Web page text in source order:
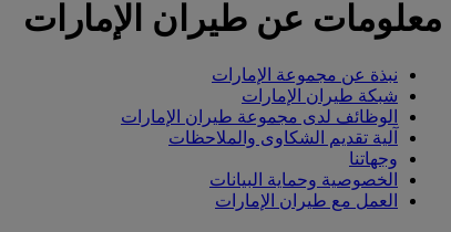
معلومات عن طيران الإمارات
نبذة عن مجموعة الإمارات
شبكة طيران الإمارات
الوظائف لدى مجموعة طيران الإمارات
آلية تقديم الشكاوى والملاحظات
وجهاتنا
الخصوصية وحماية البيانات
العمل مع طيران الإمارات